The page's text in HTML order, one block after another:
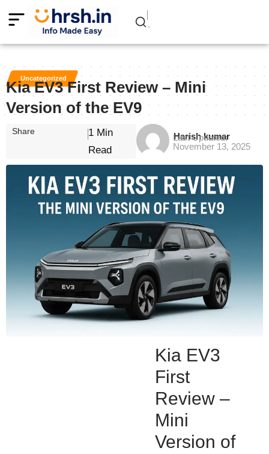
Uncategorized
Kia EV3 First Review – Mini
Version of the EV9
Harish kumar
Last Updated:
November 13, 2025
Share
1 Min
Read
Kia EV3
First
Review –
Mini
Version of